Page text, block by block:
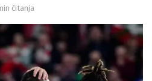
čitanja